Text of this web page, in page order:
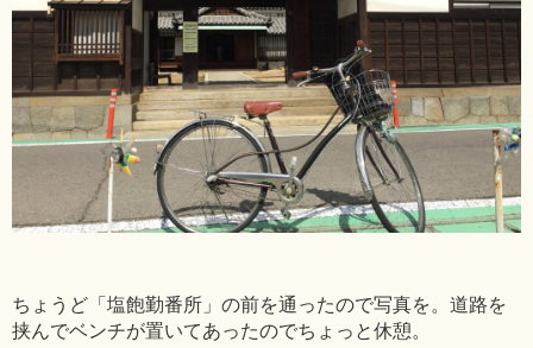
ちょうど「塩飽勤番所」の前を通ったので写真を。道路を
挟んでベンチが置いてあったのでちょっと休憩。